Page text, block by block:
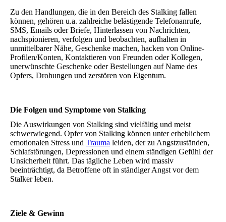
Zu den Handlungen, die in den Bereich des Stalking fallen
können, gehören u.a. zahlreiche belästigende Telefonanrufe,
SMS, Emails oder Briefe, Hinterlassen von Nachrichten,
nachspionieren, verfolgen und beobachten, aufhalten in
unmittelbarer Nähe, Geschenke machen, hacken von Online-
Profilen/Konten, Kontaktieren von Freunden oder Kollegen,
unerwünschte Geschenke oder Bestellungen auf Name des
Opfers, Drohungen und zerstören von Eigentum.
Die Folgen und Symptome von Stalking
Die Auswirkungen von Stalking sind vielfältig und meist
schwerwiegend. Opfer von Stalking können unter erheblichem
emotionalen Stress und Trauma leiden, der zu Angstzuständen,
Schlafstörungen, Depressionen und einem ständigen Gefühl der
Unsicherheit führt. Das tägliche Leben wird massiv
beeinträchtigt, da Betroffene oft in ständiger Angst vor dem
Stalker leben.
Ziele & Gewinn